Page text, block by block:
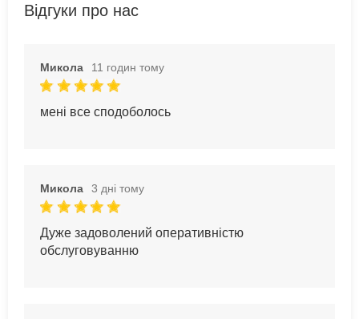
Відгуки про нас
Микола 11 годин тому
мені все сподоболось
Микола 3 дні тому
Дуже задоволений оперативністю
обслуговуванню